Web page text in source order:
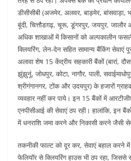
डीसीसीबी (अजमेर, अलवर, बाड़मेर, बांसवाड़ा,
बूंदी, चित्तौडग़ढ़, चूरू, डूंगरपुर, जयपुर,
अधिक शाखाओं में किसानों को अल्पकालीन
क्लियरिंग, लेन-देन सहित सामान्य बैंकिंग सेवाएं
अलावा शेष 15 केंद्रीय सहकारी बैंकों (बारां,
झुंझुनूं, जोधपुर, कोटा, नागौर, पाली,
श्रीगंगानगर, टोंक और उदयपुर) के हजारों
व्यवहार नहीं कर पाये। इन 15 बैंकों में
एनपीसीआई की सेवाएं ठप रही। हालांकि, इन
में धनराशि जमा करने और निकासी करने जैसी
तकनीकी फाल्ट को दूर कर, सेवाएं बहाल
फेलियॉर से क्लियरिंग हाउस भी ठप रहा,